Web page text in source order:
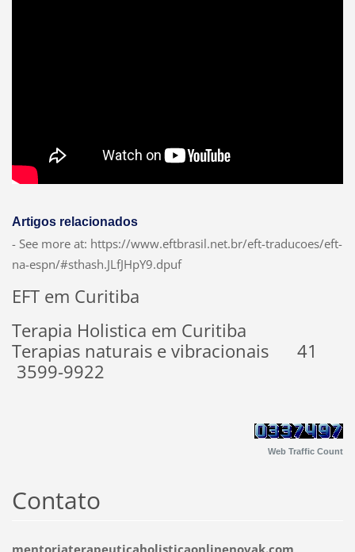
Artigos relacionados
- See more at: https://www.eftbrasil.net.br/eft-traducoes/eft-
na-espn/#sthash.JLfJHpY9.dpuf
EFT em Curitiba
Terapia Holistica em Curitiba
Terapias naturais e vibracionais 41
3599-9922
Web Traffic Count
Contato